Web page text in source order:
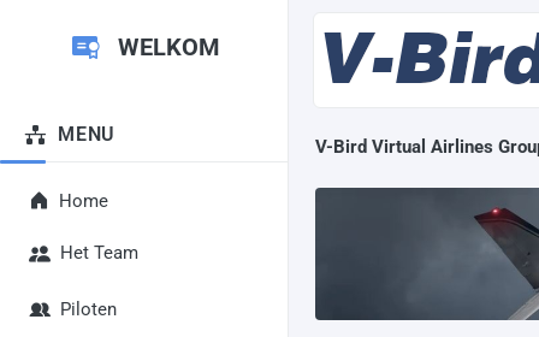
WELKOM
MENU
Home
Het Team
Piloten
V-Bird Virtual Airlines